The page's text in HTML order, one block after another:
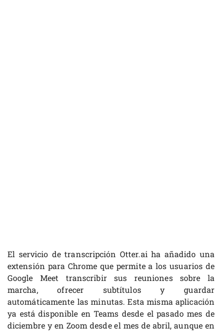
El servicio de transcripción Otter.ai ha añadido una
extensión para Chrome que permite a los usuarios de
Google Meet transcribir sus reuniones sobre la
marcha, ofrecer subtítulos y guardar
automáticamente las minutas. Esta misma aplicación
ya está disponible en Teams desde el pasado mes de
diciembre y en Zoom desde el mes de abril, aunque en